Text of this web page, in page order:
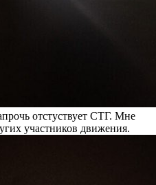
отстуствует СТГ. Мне
участников движения.